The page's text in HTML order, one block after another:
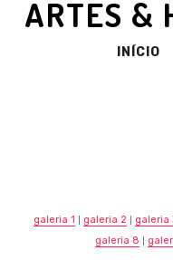
ARTES &
INÍCIO
galeria 1 | galeria 2 | galeria
galeria 8 |